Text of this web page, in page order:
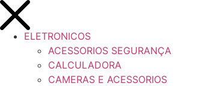
ELETRONICOS
ACESSORIOS SEGURANÇA
CALCULADORA
CAMERAS E ACESSORIOS